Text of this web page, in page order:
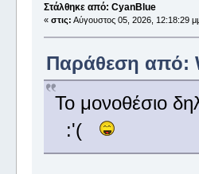
Στάλθηκε από: CyanBlue
« στις: Αύγουστος 05, 2026, 12:18:29
Παράθεση από:
Το μονοθέσιο
:'(